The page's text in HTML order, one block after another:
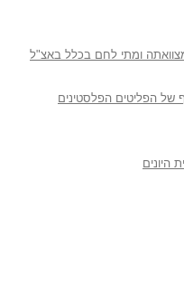
ומתי לחם בכלל באצ"ל
הפליטים הפלסטינים
היונים